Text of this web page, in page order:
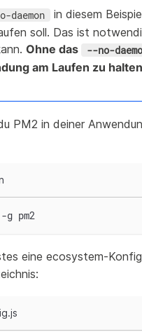
daemon
in diesem
soll. Das ist
Ohne das --no-
am Laufen zu halten
PM2 in deiner
pm2
eine ecosystem-